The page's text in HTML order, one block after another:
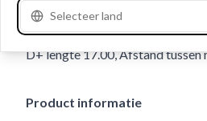
Afregelspanning 14.7, Volt 14,
type: Bout, Regelaar type
D+ lengte 17.00, Afstand tussen
Product informatie
Selecteer land